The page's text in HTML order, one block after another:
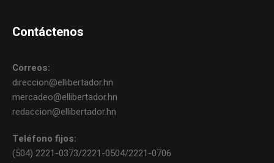
Contáctenos
Correos:
direccion@ellibertador.hn
mercadeo@ellibertador.hn
redaccion@ellibertador.hn
Teléfono fijos:
(504) 2221-0373/2221-0504/2221-0706